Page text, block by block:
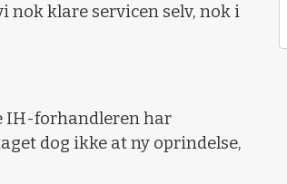
nok klare servicen selv, nok i
IH-forhandleren har
dog ikke at ny oprindelse,